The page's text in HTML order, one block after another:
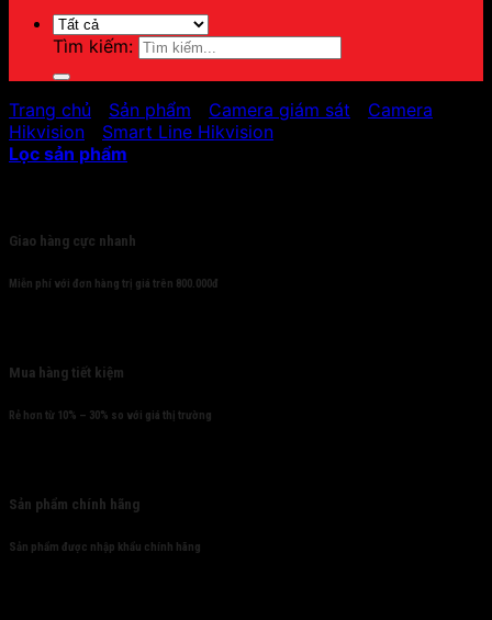
Tìm kiếm:
Trang chủ Sản phẩm Camera giám sát
Camera
Hikvision
Smart Line Hikvision
Lọc sản phẩm
Giao hàng cực nhanh
Miễn phí với đơn hàng trị giá trên 800.000đ
Mua hàng tiết kiệm
Rẻ hơn từ 10% – 30% so với giá thị trường
Sản phẩm chính hãng
Sản phẩm được nhập khẩu chính hãng